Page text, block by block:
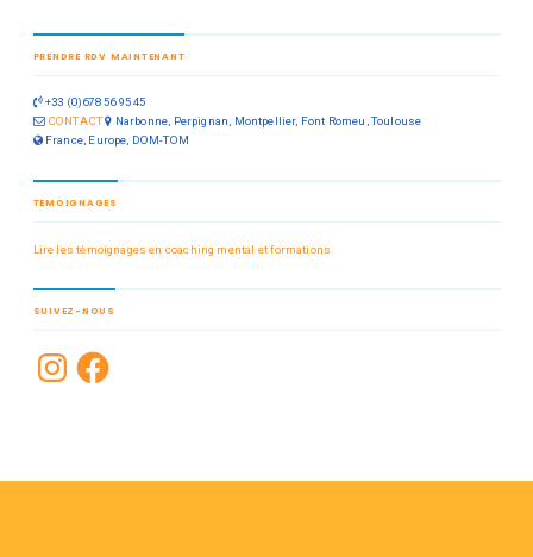
PRENDRE RDV MAINTENANT
+33 (0)678 56 95 45
CONTACT
Narbonne, Perpignan, Montpellier, Font Romeu, Toulouse
France, Europe, DOM-TOM
TEMOIGNAGES
Lire les témoignages en coaching mental et formations
SUIVEZ-NOUS